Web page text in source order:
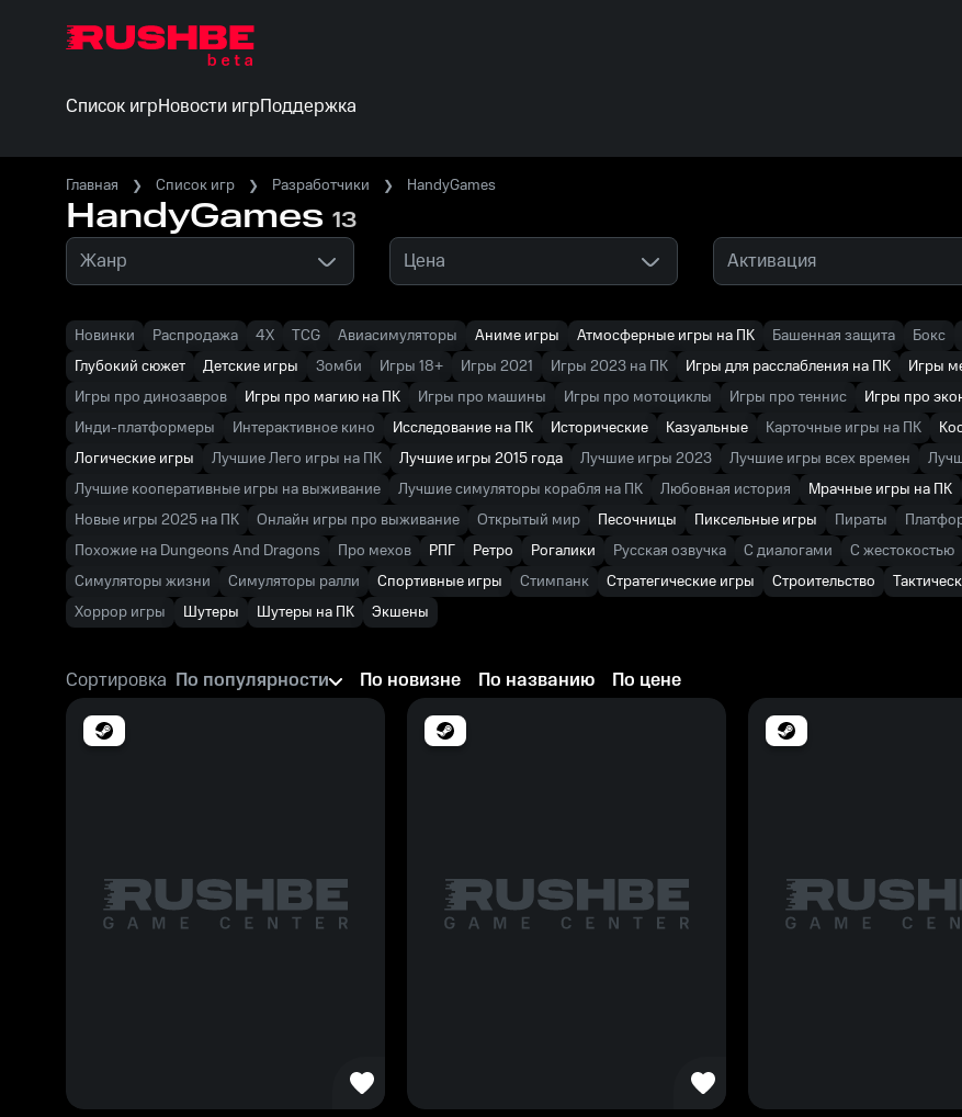
Список игрНовости игрПоддержка
Главная Список игр Разработчики HandyGames
HandyGames 13
Жанр Цена Активация
Новинки Распродажа 4X TCG Авиасимуляторы Аниме игры Атмосферные игры на ПК Башенная защита Бокс
Глубокий сюжет
Детские игры Зомби Игры 18+ Игры 2021 Игры 2023 на ПК Игры для расслабления на ПК Игры
Игры про динозавров
Игры про магию на ПК Игры про машины Игры про мотоциклы Игры про теннис Игры про
Инди-платформеры
Интерактивное кино Исследование на ПК Исторические Казуальные Карточные игры на ПК
Логические игры
Лучшие Лего игры на ПК Лучшие игры 2015 года Лучшие игры 2023 Лучшие игры всех времен
Лучшие кооперативные игры на выживание
Лучшие симуляторы корабля на ПК Любовная история Мрачные игры на ПК
Новые игры 2025 на ПК
Онлайн игры про выживание Открытый мир Песочницы Пиксельные игры Пираты
Похожие на Dungeons And Dragons
Про мехов РПГ Ретро Рогалики Русская озвучка С диалогами С жестокостью
Симуляторы жизни
Симуляторы ралли Спортивные игры Стимпанк Стратегические игры Строительство
Хоррор игры
Шутеры Шутеры на ПК Экшены
Сортировка По популярности По новизне По названию По цене